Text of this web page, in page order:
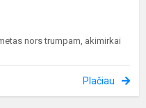
nors trumpam, akimirkai
Plačiau